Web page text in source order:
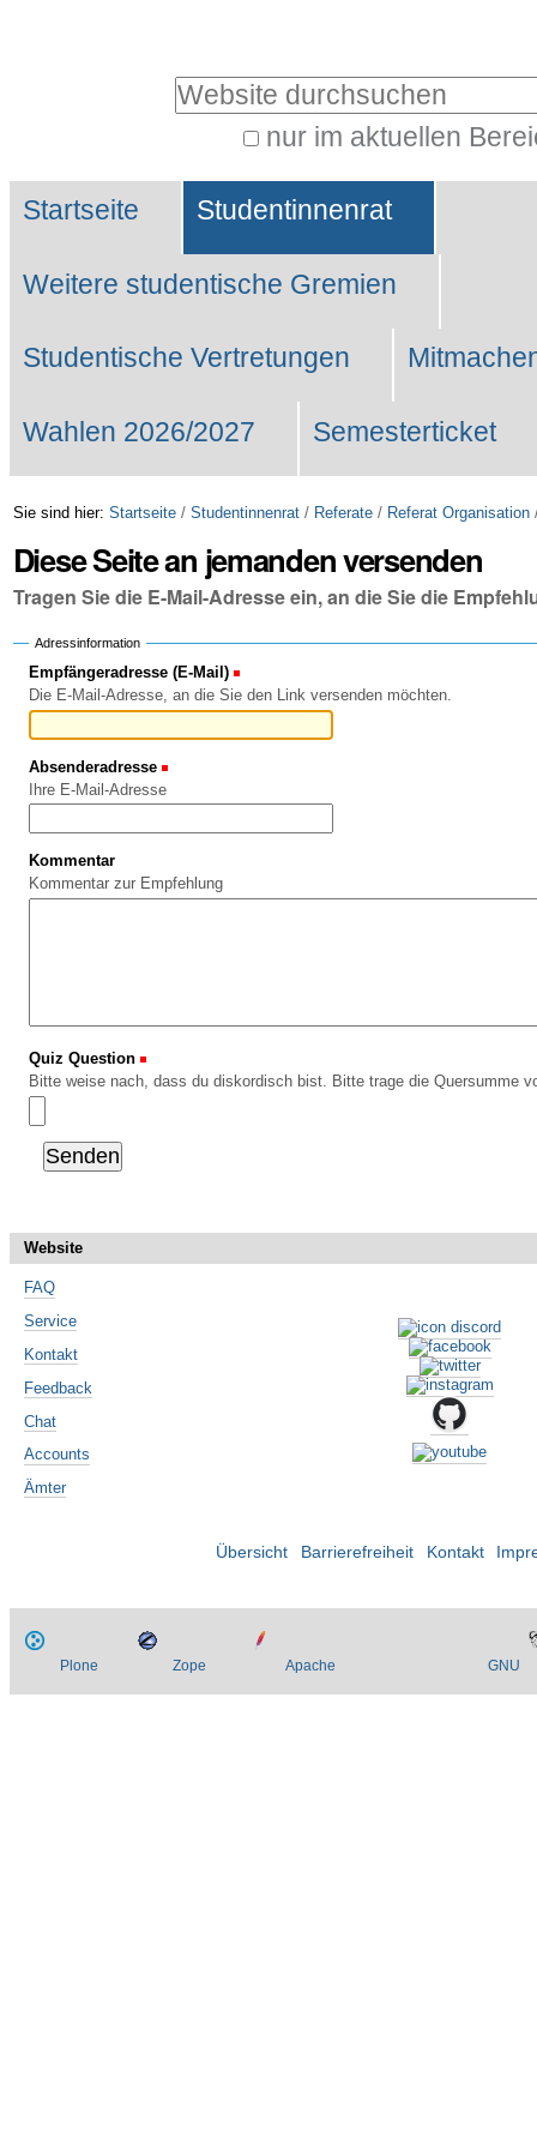
Website durchsuchen
nur im aktuellen
Suche…
Sektionen
Startseite Studentinnenrat
Weitere studentische Gremien
Studentische Vertretungen
Wahlen 2026/2027 Semesterticket
Sie sind hier: Startseite / Studentinnenrat / Referate / Referat Organisation
Diese Seite an jemanden versenden
Tragen Sie die E-Mail-Adresse ein, an die Sie die
Adressinformation
Empfängeradresse (E-Mail)
Die E-Mail-Adresse, an die Sie den Link versenden möchten.
Absenderadresse
Ihre E-Mail-Adresse
Kommentar
Kommentar zur Empfehlung
Quiz Question
Bitte weise nach, dass du diskordisch bist. Bitte trage die Quersumme
Website
FAQ
Service
Kontakt
Feedback
Chat
Accounts
Ämter
Übersicht Barrierefreiheit Kontakt
Plone Zope Apache GNU